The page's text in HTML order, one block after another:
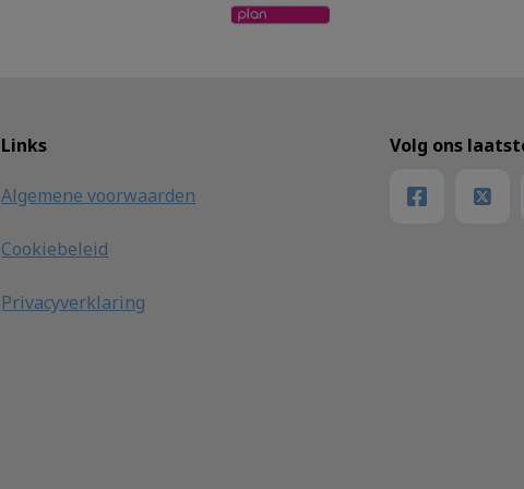
Links
Algemene voorwaarden
Cookiebeleid
Privacyverklaring
Volg ons